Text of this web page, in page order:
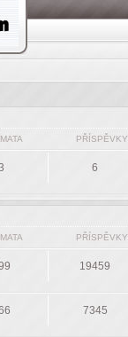
PŘÍSPĚVKY
6
PŘÍSPĚVKY
19459
7345